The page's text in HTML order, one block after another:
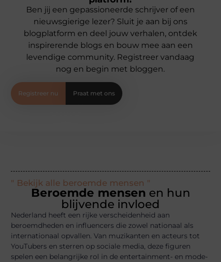
Ben jij een gepassioneerde schrijver of een
nieuwsgierige lezer? Sluit je aan bij ons
blogplatform en deel jouw verhalen, ontdek
inspirerende blogs en bouw mee aan een
levendige community. Registreer vandaag
nog en begin met bloggen.
Registreer nu Praat met ons
" Bekijk alle beroemde mensen "
Beroemde mensen en hun
blijvende invloed
Nederland heeft een rijke verscheidenheid aan
beroemdheden en influencers die zowel nationaal als
internationaal opvallen. Van muzikanten en acteurs tot
YouTubers en sterren op sociale media, deze figuren
spelen een belangrijke rol in de entertainment- en mode-